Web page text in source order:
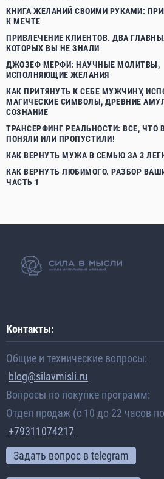
КНИГА ЖЕЛАНИЙ СВОИМИ РУКАМИ:
К МЕЧТЕ
ПРИВЛЕЧЕНИЕ КЛИЕНТОВ. ДВА
КОТОРЫХ ВЫ НЕ ЗНАЛИ
ДЖОЗЕФ МЕРФИ: НАУЧНЫЕ МОЛИТВЫ,
ИСПОЛНЯЮЩИЕ ЖЕЛАНИЯ
КАК ПРИТЯНУТЬ К СЕБЕ МУЖЧИНУ,
МАГИЧЕСКИЕ СИМВОЛЫ, ДРЕВНИЕ
СОЗНАНИЕ
ТРАНСЕРФИНГ РЕАЛЬНОСТИ: ВСЕ, ЧТО
ПОНЯЛИ ИЛИ ПРОПУСТИЛИ!
КАК ВЕРНУТЬ МУЖА В СЕМЬЮ ЗА 3
КАК ВЕРНУТЬ ЛЮБИМОГО. РАЗБОР
ЧАСТЬ 1
Контакты:
Общие и технические вопросы:
blog@silavmisli.ru
Вопросы по покупке программ:
Отдел продаж (с 10 до 22 часов
+79311074217
Задать вопрос в telegram